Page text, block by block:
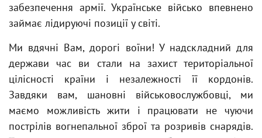
забезпечення армії. Українське військо впевнено
займає лідируючі позиції у світі.
Ми вдячні Вам, дорогі воїни! У надскладний для
держави час ви стали на захист територіальної
цілісності країни і незалежності її кордонів.
Завдяки вам, шановні військовослужбовці, ми
маємо можливість жити і працювати не чуючи
пострілів вогнепальної зброї та розривів снарядів.